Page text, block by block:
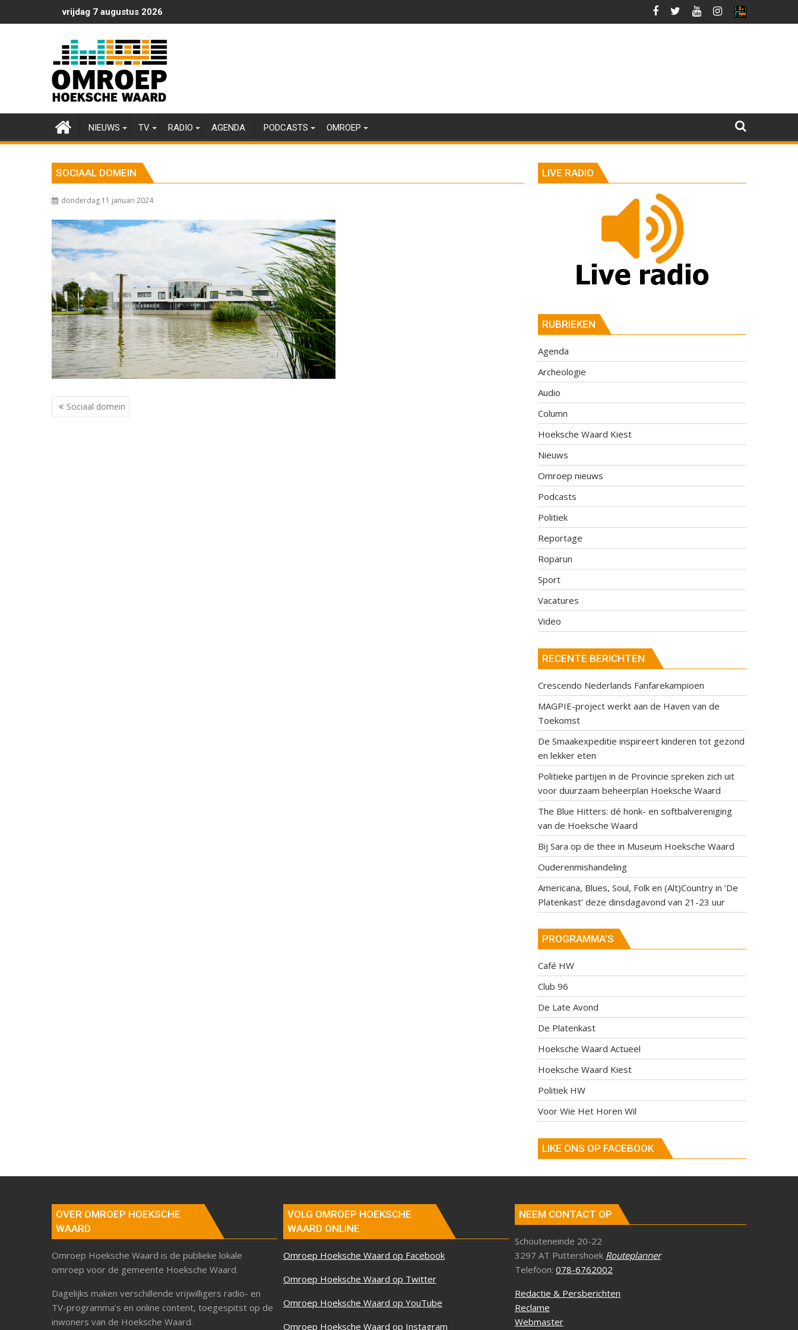
naar
vrijdag 7 augustus 2026
NIEUWS TV RADIO AGENDA PODCASTS OMROEP
SOCIAAL DOMEIN
donderdag 11 januari 2024
Berichtnavigatie
Sociaal domein
LIVE RADIO
RUBRIEKEN
Agenda
Archeologie
Audio
Column
Hoeksche Waard Kiest
Nieuws
Omroep nieuws
Podcasts
Politiek
Reportage
Roparun
Sport
Vacatures
Video
RECENTE BERICHTEN
Crescendo Nederlands Fanfarekampioen
MAGPIE-project werkt aan de Haven van de
Toekomst
De Smaakexpeditie inspireert kinderen tot gezond
en lekker eten
Politieke partijen in de Provincie spreken zich uit
voor duurzaam beheerplan Hoeksche Waard
The Blue Hitters: dé honk- en softbalvereniging
van de Hoeksche Waard
Bij Sara op de thee in Museum Hoeksche Waard
Ouderenmishandeling
Americana, Blues, Soul, Folk en (Alt)Country in ‘De
Platenkast’ deze dinsdagavond van 21-23 uur
PROGRAMMA’S
Café HW
Club 96
De Late Avond
De Platenkast
Hoeksche Waard Actueel
Hoeksche Waard Kiest
Politiek HW
Voor Wie Het Horen Wil
LIKE ONS OP FACEBOOK
OVER OMROEP HOEKSCHE
WAARD
Omroep Hoeksche Waard is de publieke lokale
omroep voor de gemeente Hoeksche Waard.
Dagelijks maken verschillende vrijwilligers radio- en
TV-programma’s en online content, toegespitst op de
inwoners van de Hoeksche Waard.
VOLG OMROEP HOEKSCHE
WAARD ONLINE
Omroep Hoeksche Waard op Facebook
Omroep Hoeksche Waard op Twitter
Omroep Hoeksche Waard op YouTube
Omroep Hoeksche Waard op Instagram
NEEM CONTACT OP
Schouteneinde 20-22
3297 AT Puttershoek Routeplanner
Telefoon: 078-6762002
Redactie & Persberichten
Reclame
Webmaster